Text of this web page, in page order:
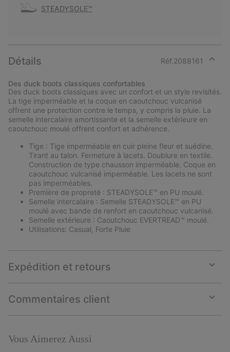
STEADYSOLE™
Détails Réf. 2088161
section
Des duck boots classiques confortables
Des duck boots classiques avec un confort et un style revisités.
La tige imperméable et la coque en caoutchouc vulcanisé
offrent une protection contre le temps, y compris la pluie. La
semelle intercalaire amortissante et la semelle extérieure en
caoutchouc moulé offrent confort et adhérence.
Tige : Tige imperméable en cuir pleine fleur et suédine.
Tirant au talon. Fermeture à lacets. Doublure en textile.
Construction de type chausson imperméable. Coque en
caoutchouc vulcanisé imperméable. Les lacets ne sont
pas imperméables.
Première de propreté : STEADYSOLE™ en PU moulé.
Semelle intercalaire : Semelle STEADYSOLE™ en PU
moulé avec bande de renfort en caoutchouc vulcanisé.
Semelle extérieure : Caoutchouc EVERTREAD™ moulé.
Utilisations: Casual, Forte Pluie
Expédition et retours
or
Commentaires client
or
Vous Aimerez Aussi